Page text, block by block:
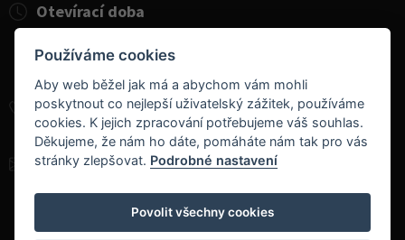
+420 284 826 787
+420 604 728 042
info@boatpark.cz
Otevírací doba
Úterý - Pátek
10:00 - 19:00
Sobota
9:00 - 14:00
Používáme cookies
Aby web běžel jak má a abychom vám mohli
poskytnout co nejlepší uživatelský zážitek, používáme
cookies. K jejich zpracování potřebujeme váš souhlas.
Děkujeme, že nám ho dáte, pomáháte nám tak pro vás
stránky zlepšovat. Podrobné nastavení
Povolit všechny cookies